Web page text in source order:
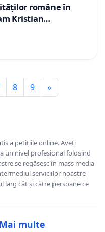
române în
Kristian
în Danemarca de
8 9 »
a petițiile online. Aveți
un nivel profesional folosind
se regăsesc în mass media
serviciilor noastre
larg cât și către persoane ce
Mai multe